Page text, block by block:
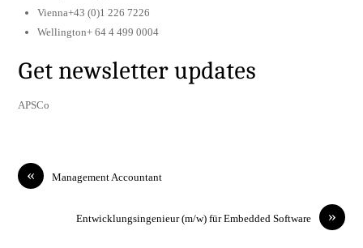
Vienna+43 (0)1 226 7226
Wellington+ 64 4 499 0004
Get newsletter updates
APSCo
« Management Accountant
»
Entwicklungsingenieur (m/w) für Embedded Software